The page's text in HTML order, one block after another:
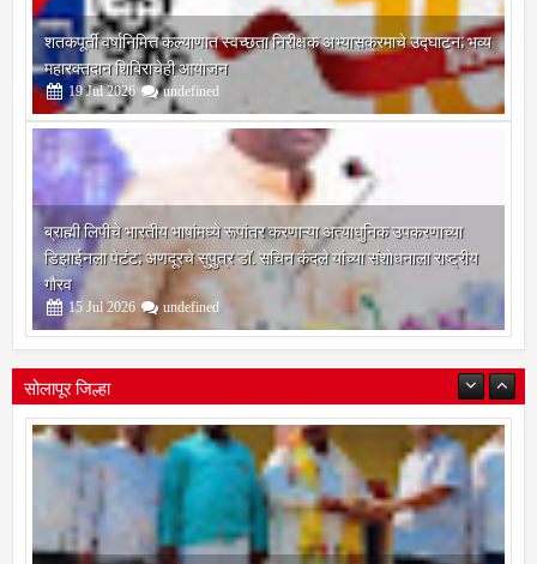
शतकपूर्ती वर्षानिमित्त कल्याणात स्वच्छता निरीक्षक अभ्यासक्रमाचे उद्घाटन; भव्य
महारक्तदान शिबिराचेही आयोजन
19 Jul 2026 undefined
ब्राह्मी लिपीचे भारतीय भाषांमध्ये रूपांतर करणाऱ्या अत्याधुनिक उपकरणाच्या
डिझाईनला पेटंट; अणदूरचे सुपुत्र डॉ. सचिन कंदले यांच्या संशोधनाला राष्ट्रीय
गौरव
15 Jul 2026 undefined
सोलापूर जिल्हा